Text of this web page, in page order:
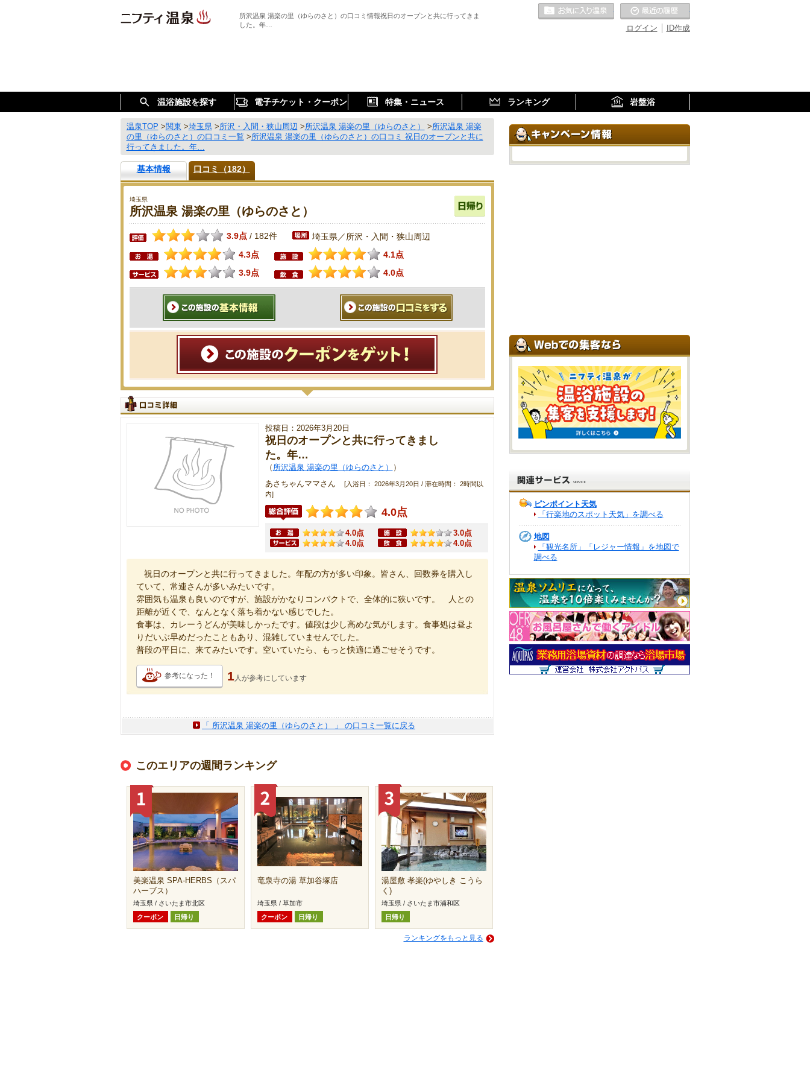
所沢温泉 湯楽の里（ゆらのさと）の口コミ情報祝日のオープンと共に行ってきま
した。年…
ID作成
ログイン
お気に入りの温泉
温浴施設を探す 電子チケット・クーポン 特集・ニュース ランキング 岩盤浴
温泉TOP >関東 >埼玉県>所沢・入間・狭山周辺 >所沢温泉 湯楽の里（ゆらのさと） >所沢温泉 湯楽
の里（ゆらのさと）の口コミ一覧 >所沢温泉 湯楽の里（ゆらのさと）の口コミ 祝日のオープンと共に
行ってきました。年…
基本情報 口コミ（182）
埼玉県
所沢温泉 湯楽の里（ゆらのさと）
3.9点 / 182件 埼玉県／所沢・入間・狭山周辺
4.3点
4.1点
3.9点
4.0点
投稿日：2026年3月20日
祝日のオープンと共に行ってきまし
た。年…
（ 所沢温泉 湯楽の里（ゆらのさと）
）
あさちゃんママさん
[入浴日： 2026年3月20日 / 滞在時間： 2時間以
内]
4.0点
4.0点
3.0点
4.0点
4.0点
祝日のオープンと共に行ってきました。年配の方が多い印象。皆さん、回数券を購入し
ていて、常連さんが多いみたいです。
雰囲気も温泉も良いのですが、施設がかなりコンパクトで、全体的に狭いです。 人との
距離が近くで、なんとなく落ち着かない感じでした。
食事は、カレーうどんが美味しかったです。値段は少し高めな気がします。食事処は昼よ
りだいぶ早めだったこともあり、混雑していませんでした。
普段の平日に、来てみたいです。空いていたら、もっと快適に過ごせそうです。
参考になった！ 1 人が参考にしています
「 所沢温泉 湯楽の里（ゆらのさと） 」 の口コミ一覧に戻る
このエリアの週間ランキング
美楽温泉 SPA-HERBS（スパ
ハーブス）
埼玉県 / さいたま市北区
クーポン
日帰り
竜泉寺の湯 草加谷塚店
埼玉県 / 草加市
クーポン
日帰り
湯屋敷 孝楽(ゆやしき こうら
く)
埼玉県 / さいたま市浦和区
日帰り
ランキングをもっと見る
ピンポイント天気
「行楽地のスポット天気」を調べる
地図
「観光名所」「レジャー情報」を地図で
調べる